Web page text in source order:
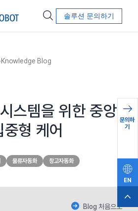
솔루션 문의하기
∙Knowledge Blog
스템을 위한 중앙
중형 케어
물류자동화 창고자동화
Blog 처음으로
문의하
기
EN